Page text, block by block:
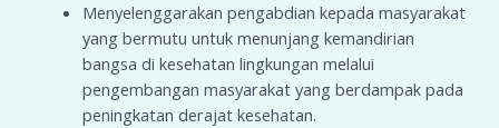
Menyelenggarakan pengabdian kepada masyarakat
yang bermutu untuk menunjang kemandirian
bangsa di kesehatan lingkungan melalui
pengembangan masyarakat yang berdampak pada
peningkatan derajat kesehatan.